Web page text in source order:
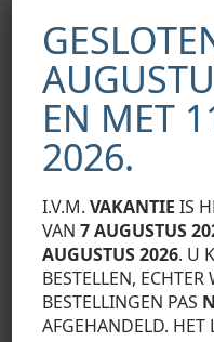
Smal en ondiep design
Geschikt voor LED
Verkrijgbaar met een
Leverbaar in lengtes
Categorieën: Inbouw
Tags:
Gerelateerde
EN MET
2026.
I.V.M.VAKANTIE IS
VAN7 AUGUSTUS
AUGUSTUS 2026. U
BESTELLEN,
BESTELLINGEN PAS
AFGEHANDELD. HET